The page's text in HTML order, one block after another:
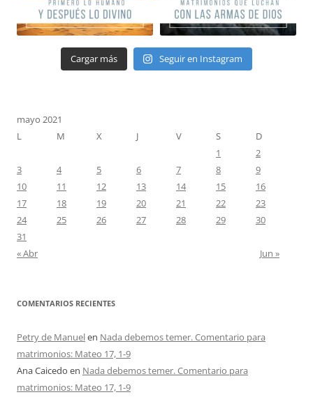
Cargar más Seguir en Instagram
mayo 2021
L
M X J V S
D
1
2
3
4 5 6 7 8
9
10
11 12 13 14 15
16
17
18 19 20 21 22
23
24
25 26 27 28 29
30
31
« Abr
Jun »
COMENTARIOS RECIENTES
Petry de Manuelen Nada debemos temer. Comentario para
matrimonios: Mateo 17, 1-9
Ana Caicedo en Nada debemos temer. Comentario para
matrimonios: Mateo 17, 1-9